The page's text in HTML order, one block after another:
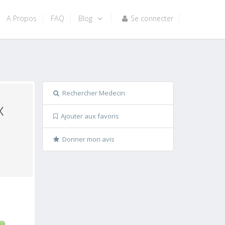
A Propos FAQ Blog Se connecter
Rechercher Medecin
Ajouter aux favoris
Donner mon avis